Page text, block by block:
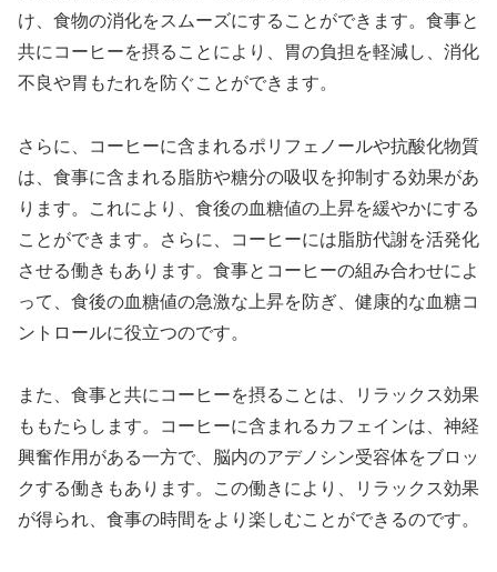
け、食物の消化をスムーズにすることができます。食事と
共にコーヒーを摂ることにより、胃の負担を軽減し、消化
不良や胃もたれを防ぐことができます。
さらに、コーヒーに含まれるポリフェノールや抗酸化物質
は、食事に含まれる脂肪や糖分の吸収を抑制する効果があ
ります。これにより、食後の血糖値の上昇を緩やかにする
ことができます。さらに、コーヒーには脂肪代謝を活発化
させる働きもあります。食事とコーヒーの組み合わせによ
って、食後の血糖値の急激な上昇を防ぎ、健康的な血糖コ
ントロールに役立つのです。
また、食事と共にコーヒーを摂ることは、リラックス効果
ももたらします。コーヒーに含まれるカフェインは、神経
興奮作用がある一方で、脳内のアデノシン受容体をブロッ
クする働きもあります。この働きにより、リラックス効果
が得られ、食事の時間をより楽しむことができるのです。